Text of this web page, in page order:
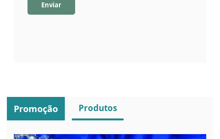
Enviar
Promoção Produtos